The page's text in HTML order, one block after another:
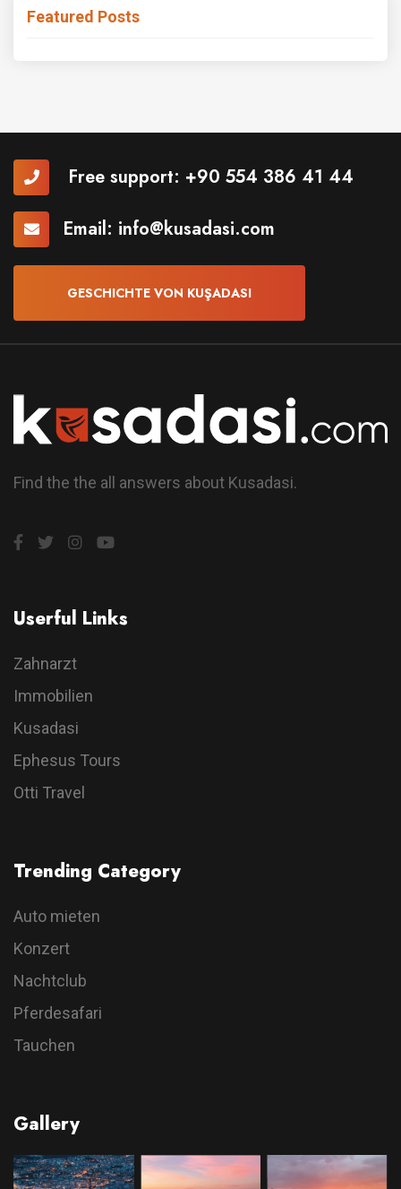
Featured Posts
Free support: +90 554 386 41 44
Email: info@kusadasi.com
GESCHICHTE VON KUŞADASI
Find the the all answers about Kusadasi.
Userful Links
Zahnarzt
Immobilien
Kusadasi
Ephesus Tours
Otti Travel
Trending Category
Auto mieten
Konzert
Nachtclub
Pferdesafari
Tauchen
Gallery